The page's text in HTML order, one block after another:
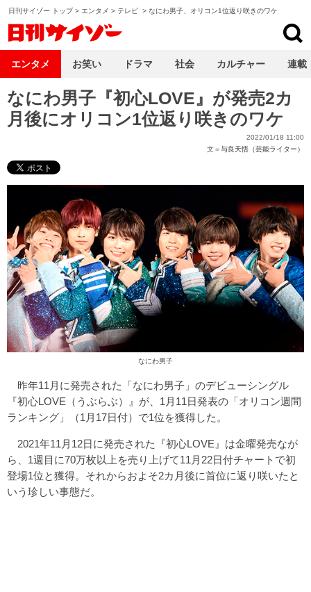
日刊サイゾー トップ> エンタメ > テレビ > なにわ男子、オリコン1位返り咲きのワケ
なにわ男子『初心LOVE』が発売2カ
月後にオリコン1位返り咲きのワケ
2022/01/18 11:00
文＝与良天悟（芸能ライター）
なにわ男子
昨年11月に発売された「なにわ男子」のデビューシングル
『初心LOVE（うぶらぶ）』が、1月11日発表の「オリコン週間
ランキング」（1月17日付）で1位を獲得した。
2021年11月12日に発売された『初心LOVE』は金曜発売なが
ら、1週目に70万枚以上を売り上げて11月22日付チャートで初
登場1位と獲得。それからおよそ2カ月後に首位に返り咲いたと
いう珍しい事態だ。
エンタメ お笑い ドラマ 社会 カルチャー 連載